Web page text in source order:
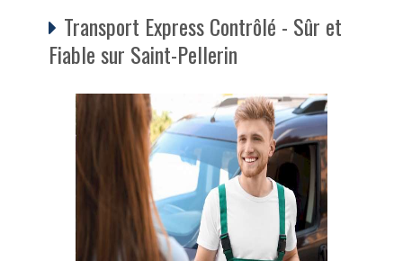
Transport Express Contrôlé - Sûr et
Fiable sur Saint-Pellerin